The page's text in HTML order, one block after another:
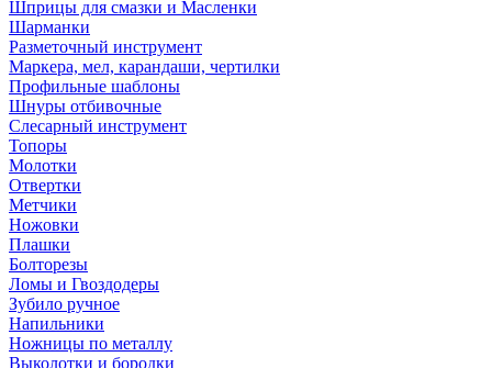
Шприцы для смазки и Масленки
Шарманки
Разметочный инструмент
Маркера, мел, карандаши, чертилки
Профильные шаблоны
Шнуры отбивочные
Слесарный инструмент
Топоры
Молотки
Отвертки
Метчики
Ножовки
Плашки
Болторезы
Ломы и Гвоздодеры
Зубило ручное
Напильники
Ножницы по металлу
Выколотки и бородки